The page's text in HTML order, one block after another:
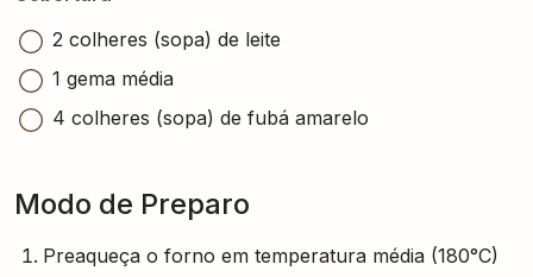
2 colheres (sopa) de leite
1 gema média
4 colheres (sopa) de fubá amarelo
Modo de Preparo
Preaqueça o forno em temperatura média (180°C)